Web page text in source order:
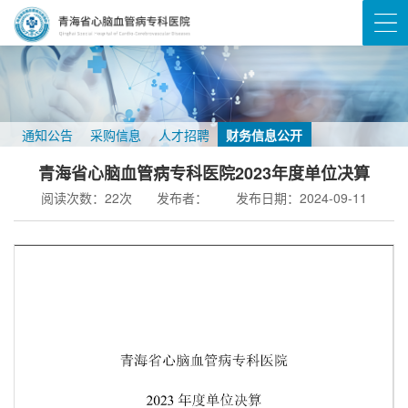
通知公告 采购信息 人才招聘 财务信息公开
青海省心脑血管病专科医院2023年度单位决算
阅读次数：22次 发布者： 发布日期：2024-09-11